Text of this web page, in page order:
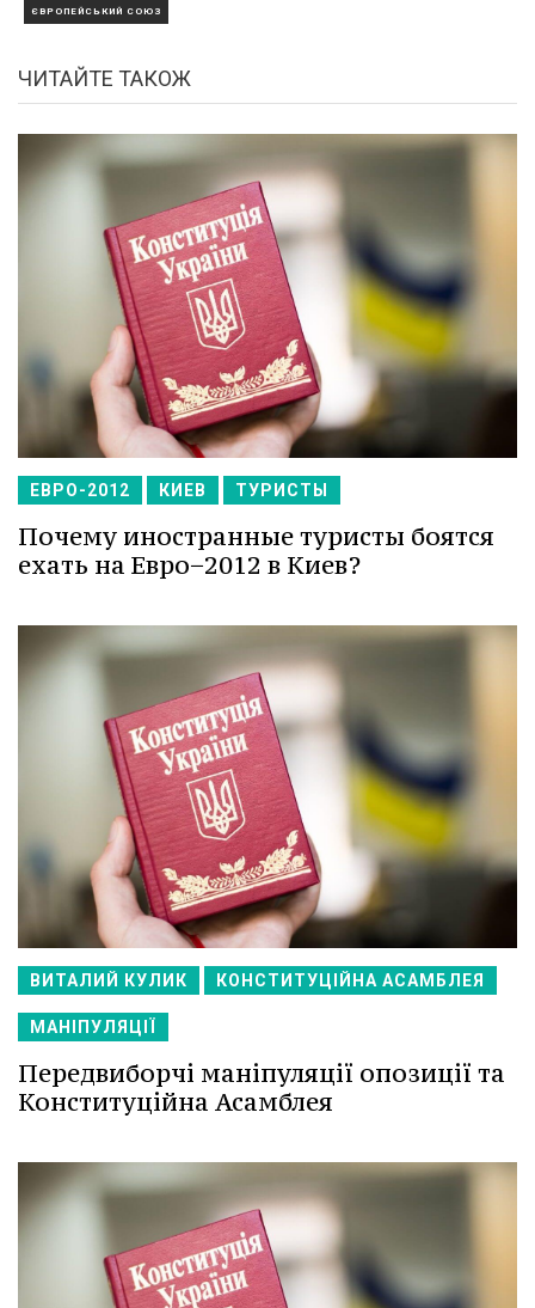
ЄВРОПЕЙСЬКИЙ СОЮЗ
ЧИТАЙТЕ ТАКОЖ
ЕВРО-2012 КИЕВ ТУРИСТЫ
Почему иностранные туристы боятся
ехать на Евро−2012 в Киев?
ВИТАЛИЙ КУЛИК КОНСТИТУЦІЙНА АСАМБЛЕЯ
МАНІПУЛЯЦІЇ
Передвиборчі маніпуляції опозиції та
Конституційна Асамблея